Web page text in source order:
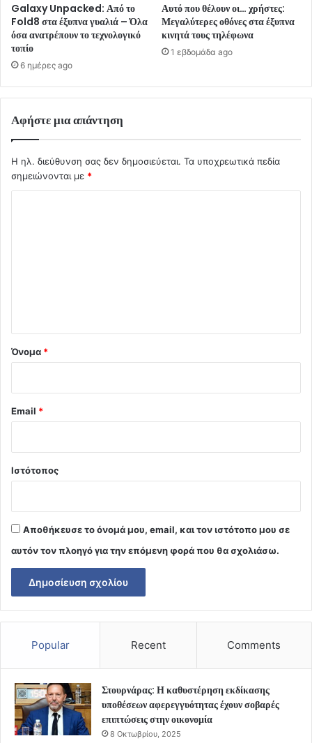
Galaxy Unpacked: Από το
Fold8 στα έξυπνα γυαλιά – Όλα
όσα ανατρέπουν το τεχνολογικό
τοπίο
6 ημέρες ago
Αυτό που θέλουν οι… χρήστες:
Μεγαλύτερες οθόνες στα έξυπνα
κινητά τους τηλέφωνα
1 εβδομάδα ago
Αφήστε μια απάντηση
Η ηλ. διεύθυνση σας δεν δημοσιεύεται. Τα υποχρεωτικά πεδία
σημειώνονται με *
Όνομα *
Email *
Ιστότοπος
Αποθήκευσε το όνομά μου, email, και τον ιστότοπο μου σε
αυτόν τον πλοηγό για την επόμενη φορά που θα σχολιάσω.
Popular Recent Comments
Στουρνάρας: Η καθυστέρηση εκδίκασης
υποθέσεων αφερεγγυότητας έχουν σοβαρές
επιπτώσεις στην οικονομία
8 Οκτωβρίου, 2025